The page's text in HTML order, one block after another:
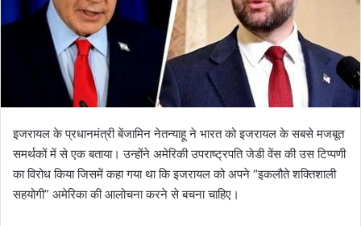
इजरायल के प्रधानमंत्री बेंजामिन नेतन्याहू ने भारत को इजरायल के सबसे मजबूत
समर्थकों में से एक बताया। उन्होंने अमेरिकी उपराष्ट्रपति जेडी वेंस की उस टिप्पणी
का विरोध किया जिसमें कहा गया था कि इजरायल को अपने “इकलौते शक्तिशाली
सहयोगी” अमेरिका की आलोचना करने से बचना चाहिए।